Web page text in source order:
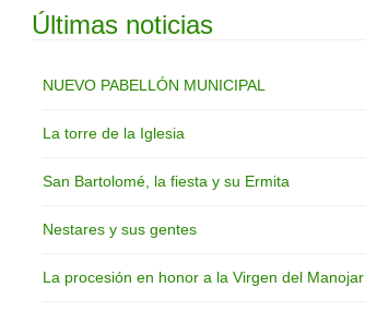
Últimas noticias
NUEVO PABELLÓN MUNICIPAL
La torre de la Iglesia
San Bartolomé, la fiesta y su Ermita
Nestares y sus gentes
La procesión en honor a la Virgen del Manojar